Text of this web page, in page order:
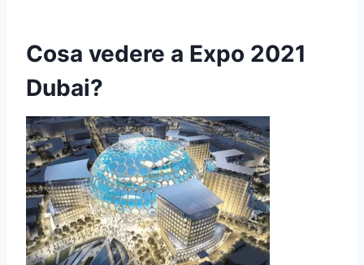
Cosa vedere a Expo 2021
Dubai?